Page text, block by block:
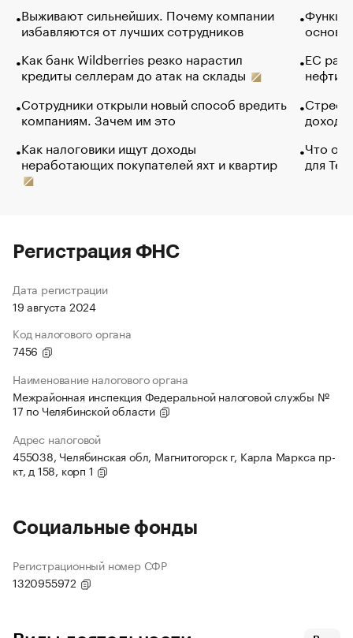
Выживают сильнейших. Почему компании
избавляются от лучших сотрудников
Как банк Wildberries резко нарастил
кредиты селлерам до атак на склады
Сотрудники открыли новый способ вредить
компаниям. Зачем им это
Как налоговики ищут доходы
неработающих покупателей яхт и квартир
основ
ЕС
нефти
Что
для
Регистрация ФНС
Дата регистрации
19 августа 2024
Код налогового органа
7456
Наименование налогового органа
Межрайонная инспекция Федеральной налоговой службы №
17 по Челябинской области
Адрес налоговой
455038, Челябинская обл, Магнитогорск г, Карла Маркса пр-
кт, д 158, корп 1
Социальные фонды
Регистрационный номер СФР
1320955972